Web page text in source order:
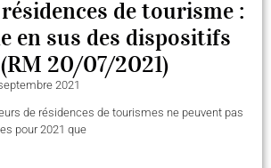
de tourisme :
en sus des dispositifs
20/07/2021)
2021
de résidences de tourismes ne peuvent pas
pour 2021 que